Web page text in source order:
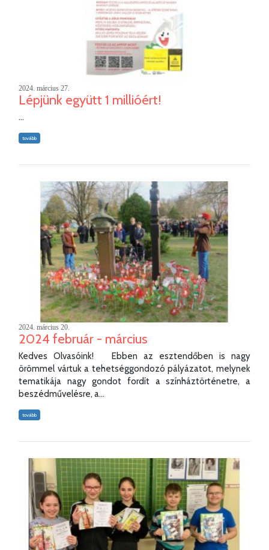
2024. március 27.
Lépjünk együtt 1 millióért!
...
tovább
2024. március 20.
2024 február - március
Kedves Olvasóink! Ebben az esztendőben is nagy
örömmel vártuk a tehetséggondozó pályázatot, melynek
tematikája nagy gondot fordít a színháztörténetre, a
beszédművelésre, a...
tovább